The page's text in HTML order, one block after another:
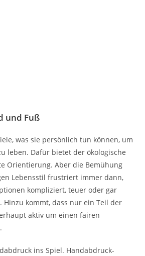
und Fuß
was sie persönlich tun können, um
leben. Dafür bietet der ökologische
Orientierung. Aber die Bemühung
Lebensstil frustriert immer dann,
kompliziert, teuer oder gar
kommt, dass nur ein Teil der
aktiv um einen fairen
ins Spiel. Handabdruck-